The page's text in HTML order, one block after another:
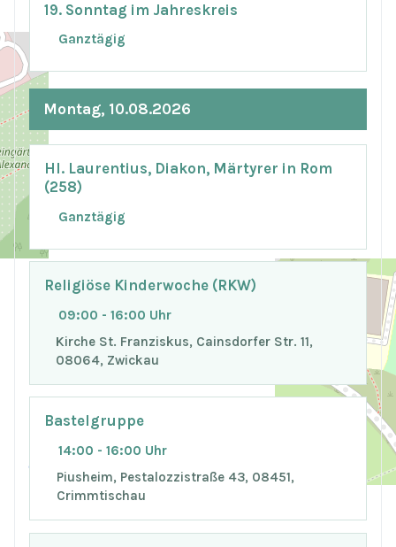
© OpenStreetMap
19. Sonntag im Jahreskreis
Ganztägig
Montag, 10.08.2026
Hl. Laurentius, Diakon, Märtyrer in Rom
(258)
Ganztägig
Religiöse Kinderwoche (RKW)
09:00 - 16:00 Uhr
Kirche St. Franziskus, Cainsdorfer Str. 11,
08064, Zwickau
Bastelgruppe
14:00 - 16:00 Uhr
Piusheim, Pestalozzistraße 43, 08451,
Crimmtischau